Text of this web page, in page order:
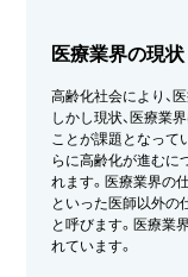
医療業界の現状
高齢化社会により、
しかし現状、医療業
ことが課題となって
らに高齢化が進むに
れます。医療業界の
といった医師以外の
と呼びます。医療業
れています。